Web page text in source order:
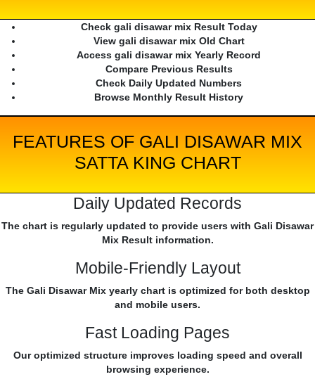
Check gali disawar mix Result Today
View gali disawar mix Old Chart
Access gali disawar mix Yearly Record
Compare Previous Results
Check Daily Updated Numbers
Browse Monthly Result History
FEATURES OF GALI DISAWAR MIX
SATTA KING CHART
Daily Updated Records
The chart is regularly updated to provide users with Gali Disawar
Mix Result information.
Mobile-Friendly Layout
The Gali Disawar Mix yearly chart is optimized for both desktop
and mobile users.
Fast Loading Pages
Our optimized structure improves loading speed and overall
browsing experience.